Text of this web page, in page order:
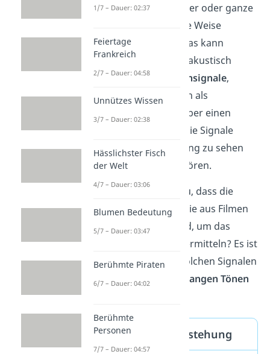
Dadurch können Wörter oder ganze
Texte auf verschiedene Weise
übermittelt werden. Das kann
entweder visuell oder akustisch
erfolgen — z. B. als
Tonsignale,
Lichtsignale oder auch als
über einen
Telegrafen. Hier sind die Signale
entweder kurz oder lang zu sehen
beziehungsweise zu hören.
Übrigens:Wusstest du, dass die
Klopfzeichen, wie du sie aus Filmen
kennst, nicht ideal sind, um das
Morsealphabet zu übermitteln? Es ist
nämlich schwer, bei solchen Signalen
zwischen
kurzen und langen Tönen
Morsecode — Entstehung
1/7 – Dauer: 02:37
Feiertage
Frankreich
2/7 – Dauer: 04:58
Unnützes Wissen
3/7 – Dauer: 02:38
Hässlichster Fisch
der Welt
4/7 – Dauer: 03:06
Blumen Bedeutung
5/7 – Dauer: 03:47
Berühmte Piraten
6/7 – Dauer: 04:02
Berühmte
Personen
7/7 – Dauer: 04:57